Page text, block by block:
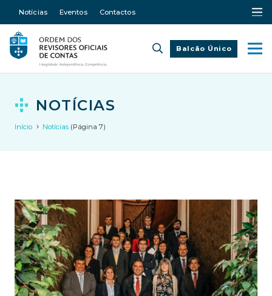
Notícias Eventos Contactos
Balcão Único
NOTÍCIAS
Início Notícias (Página 7)